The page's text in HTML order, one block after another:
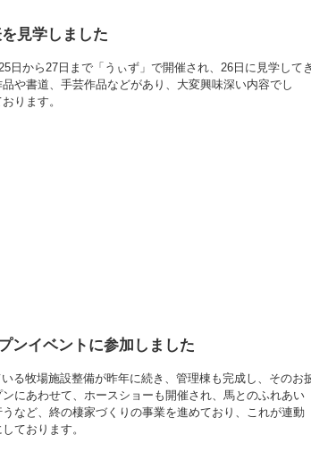
見学しました
日から27日まで「うぃず」で開催され、26日に見学して
や書道、手芸作品などがあり、大変興味深い内容でし
ります。
ンイベントに参加しました
る牧場施設整備が昨年に続き、管理棟も完成し、そのお
にあわせて、ホースショーも開催され、馬とのふれあい
など、終の棲家づくりの事業を進めており、これが連動
ております。